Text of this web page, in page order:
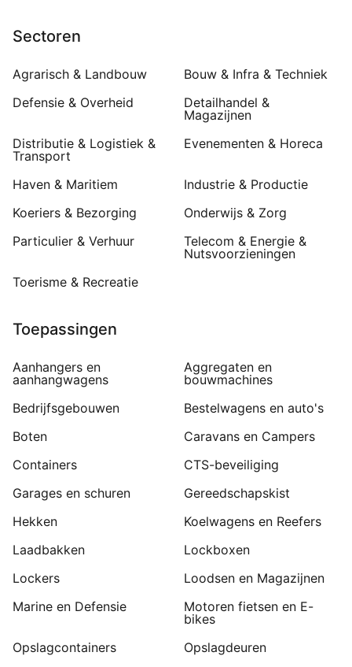
Sectoren
Agrarisch & Landbouw
Bouw & Infra & Techniek
Defensie & Overheid
Detailhandel &
Magazijnen
Distributie & Logistiek &
Transport
Evenementen & Horeca
Haven & Maritiem
Industrie & Productie
Koeriers & Bezorging
Onderwijs & Zorg
Particulier & Verhuur
Telecom & Energie &
Nutsvoorzieningen
Toerisme & Recreatie
Toepassingen
Aanhangers en
aanhangwagens
Aggregaten en
bouwmachines
Bedrijfsgebouwen
Bestelwagens en auto's
Boten
Caravans en Campers
Containers
CTS-beveiliging
Garages en schuren
Gereedschapskist
Hekken
Koelwagens en Reefers
Laadbakken
Lockboxen
Lockers
Loodsen en Magazijnen
Marine en Defensie
Motoren fietsen en E-
bikes
Opslagcontainers
Opslagdeuren